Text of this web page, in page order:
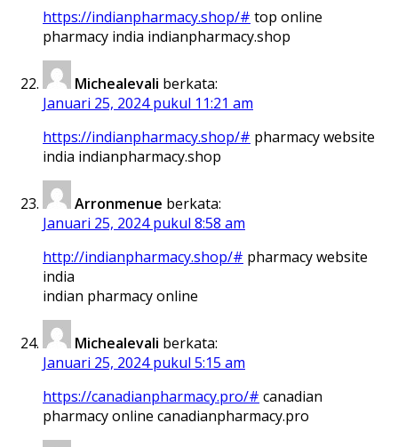
https://indianpharmacy.shop/# top online
pharmacy india indianpharmacy.shop
Michealevali berkata:
Januari 25, 2024 pukul 11:21 am
https://indianpharmacy.shop/# pharmacy website
india indianpharmacy.shop
Arronmenue berkata:
Januari 25, 2024 pukul 8:58 am
http://indianpharmacy.shop/# pharmacy website
india
indian pharmacy online
Michealevali berkata:
Januari 25, 2024 pukul 5:15 am
https://canadianpharmacy.pro/# canadian
pharmacy online canadianpharmacy.pro